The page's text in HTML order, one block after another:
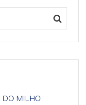
MILHO